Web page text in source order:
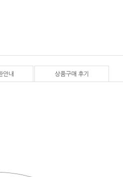
안내 상품구매 후기